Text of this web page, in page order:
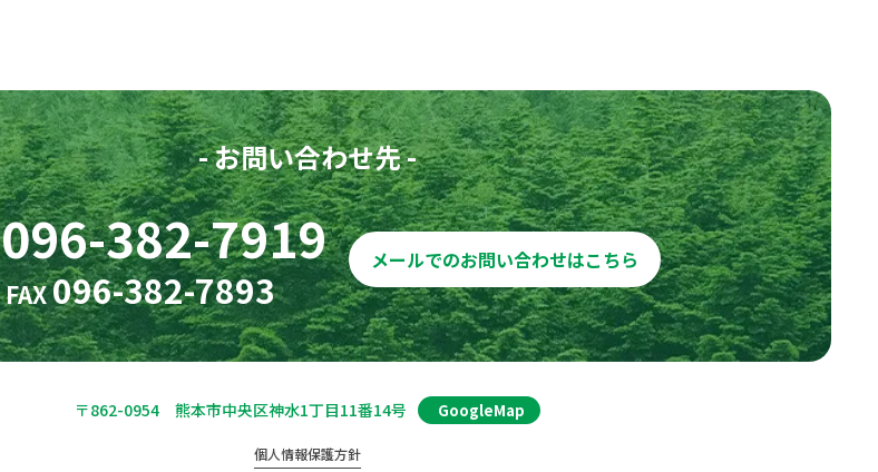
- お問い合わせ先 -
096-382-7919
FAX096-382-7893
メールでのお問い合わせはこちら
〒862-0954 熊本市中央区神水1丁目11番14号 GoogleMap
個人情報保護方針